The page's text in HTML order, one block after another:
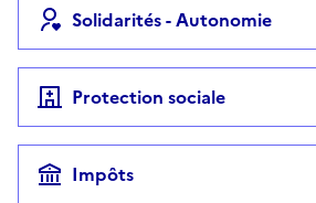
Solidarités - Autonomie
Protection sociale
Impôts